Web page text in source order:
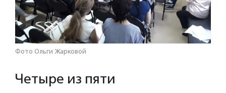
Фото Ольги Жарковой
Четыре из пяти